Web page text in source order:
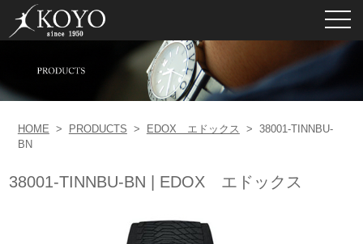
HOME > PRODUCTS > EDOX エドックス > 38001-TINNBU-
BN
38001-TINNBU-BN | EDOX エドックス